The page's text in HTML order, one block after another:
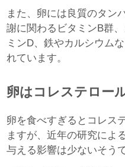
また、卵には良質のタン
謝に関わるビタミンB群
ミンD、鉄やカルシウム
れています。
卵はコレステロー
卵を食べすぎるとコレス
ますが、近年の研究によ
与える影響は少ないそうで